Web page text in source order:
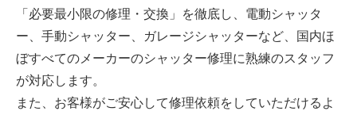
「必要最小限の修理・交換」を徹底し、電動シャッタ
ー、手動シャッター、ガレージシャッターなど、国内ほ
ぼすべてのメーカーのシャッター修理に熟練のスタッフ
が対応します。
また、お客様がご安心して修理依頼をしていただけるよ